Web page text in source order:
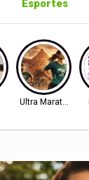
Esportes
Ultra Maratona